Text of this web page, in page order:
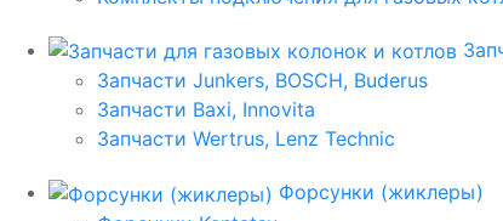
Запчасти Junkers, BOSCH, Buderus
Запчасти Baxi, Innovita
Запчасти Wertrus, Lenz Technic
Форсунки (жиклеры)